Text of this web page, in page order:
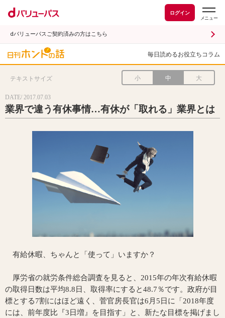
ログイン
dバリューパスご契約済みの方はこちら
毎日読めるお役立ちコラム
テキストサイズ 小 中 大
DATE/ 2017.07.03
業界で違う有休事情…有休が「取れる」業界とは
有給休暇、ちゃんと「使って」いますか？
厚労省の就労条件総合調査を見ると、2015年の年次有給休暇
の取得日数は平均8.8日、取得率にすると48.7％です。政府が目
標とする7割にはほど遠く、菅官房長官は6月5日に「2018年度
には、前年度比『3日増』を目指す」と、新たな目標を掲げまし